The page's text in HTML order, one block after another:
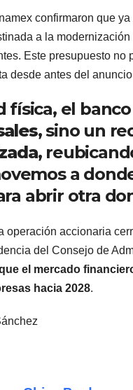
confirmaron que
a la
Este presupuesto no
desde antes del
física, el
, sino un
,
a
abrir otra
operación accionaria
del Consejo de
el mercado
hacia 2028.